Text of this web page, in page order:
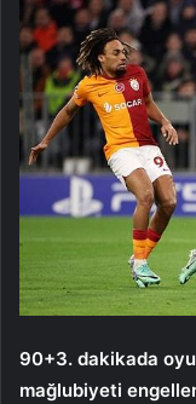
90+3. dakikada
mağlubiyeti